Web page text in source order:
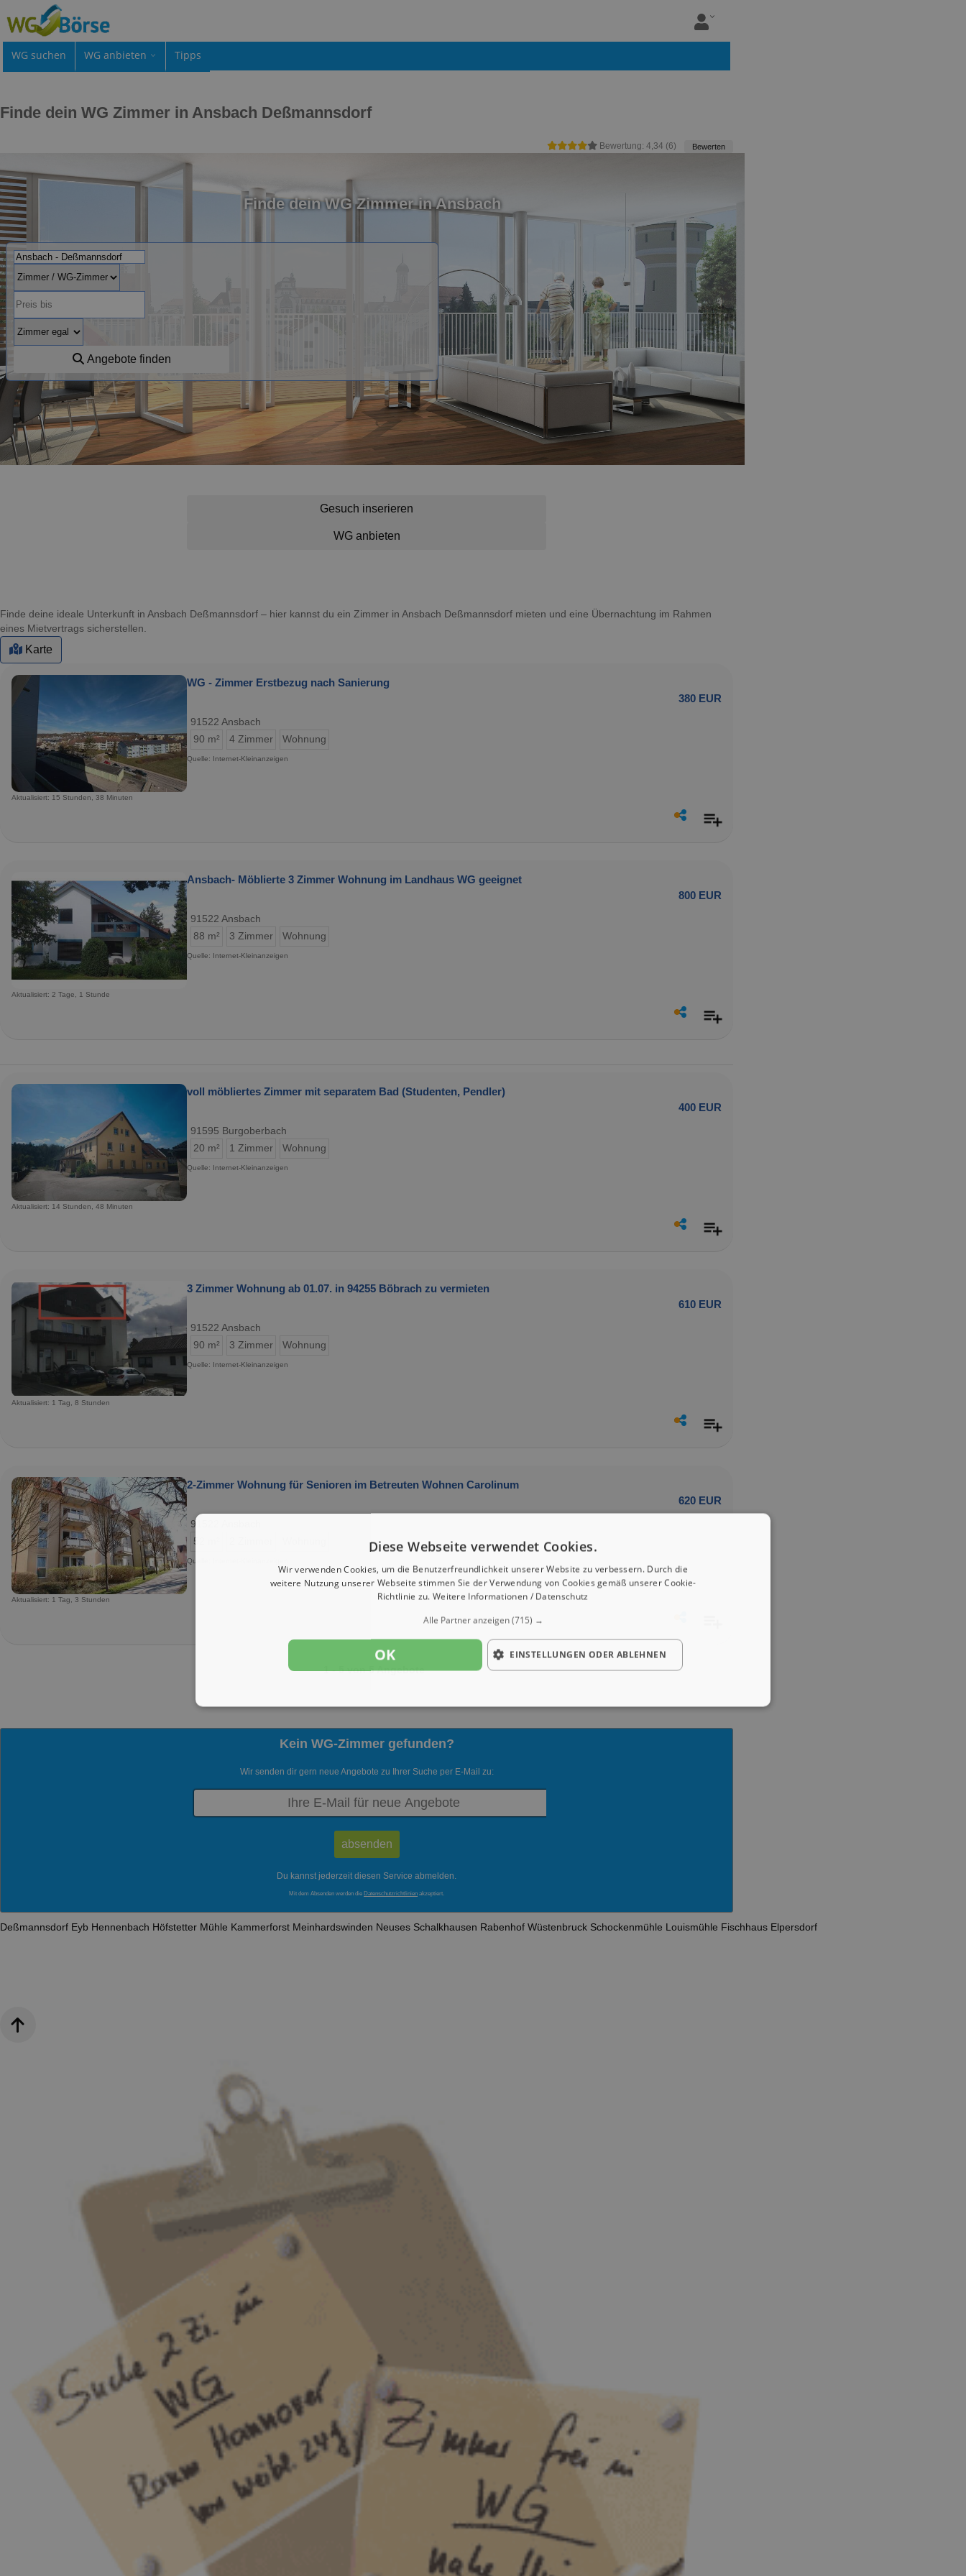
WG suchen WG anbieten Tipps
Finde dein WG Zimmer in Ansbach Deßmannsdorf
Bewertung: 4,34 (6) Bewerten
Finde dein WG Zimmer in Ansbach
Angebote finden
Gesuch inserieren
WG anbieten
Finde deine ideale Unterkunft in Ansbach Deßmannsdorf – hier kannst du ein Zimmer in Ansbach Deßmannsdorf mieten und eine Übernachtung im Rahmen
eines Mietvertrags sicherstellen.
Karte
WG - Zimmer Erstbezug nach Sanierung
380 EUR
91522 Ansbach
90 m²
4 Zimmer Wohnung
Quelle: Internet-Kleinanzeigen
Aktualisiert: 15 Stunden, 38 Minuten
Ansbach- Möblierte 3 Zimmer Wohnung im Landhaus WG geeignet
800 EUR
91522 Ansbach
88 m²
3 Zimmer Wohnung
Quelle: Internet-Kleinanzeigen
Aktualisiert: 2 Tage, 1 Stunde
voll möbliertes Zimmer mit separatem Bad (Studenten, Pendler)
400 EUR
91595 Burgoberbach
20 m²
1 Zimmer Wohnung
Quelle: Internet-Kleinanzeigen
Aktualisiert: 14 Stunden, 48 Minuten
3 Zimmer Wohnung ab 01.07. in 94255 Böbrach zu vermieten
610 EUR
91522 Ansbach
90 m²
3 Zimmer Wohnung
Quelle: Internet-Kleinanzeigen
Aktualisiert: 1 Tag, 8 Stunden
2-Zimmer Wohnung für Senioren im Betreuten Wohnen Carolinum
620 EUR
91522 Ansbach
52 m²
Quelle: Internet-Kleinanzeigen
Aktualisiert: 1 Tag, 3 Stunden
1 - 5 von 5 Angebote
Kein WG-Zimmer gefunden?
Wir senden dir gern neue Angebote zu Ihrer Suche per E-Mail zu:
Du kannst jederzeit diesen Service abmelden.
Mit dem Absenden werden die Datenschutzrichtlinien akzeptiert.
Deßmannsdorf Eyb Hennenbach Höfstetter Mühle Kammerforst Meinhardswinden Neuses Schalkhausen Rabenhof Wüstenbruck Schockenmühle Louismühle Fischhaus Elpersdorf
Diese Webseite verwendet Cookies.
Wir verwenden Cookies, um die Benutzerfreundlichkeit unserer Website zu verbessern. Durch die
weitere Nutzung unserer Webseite stimmen Sie der Verwendung von Cookies gemäß unserer Cookie-
Richtlinie zu. Weitere Informationen / Datenschutz
Alle Partner anzeigen(715) →
OK EINSTELLUNGEN ODER ABLEHNEN